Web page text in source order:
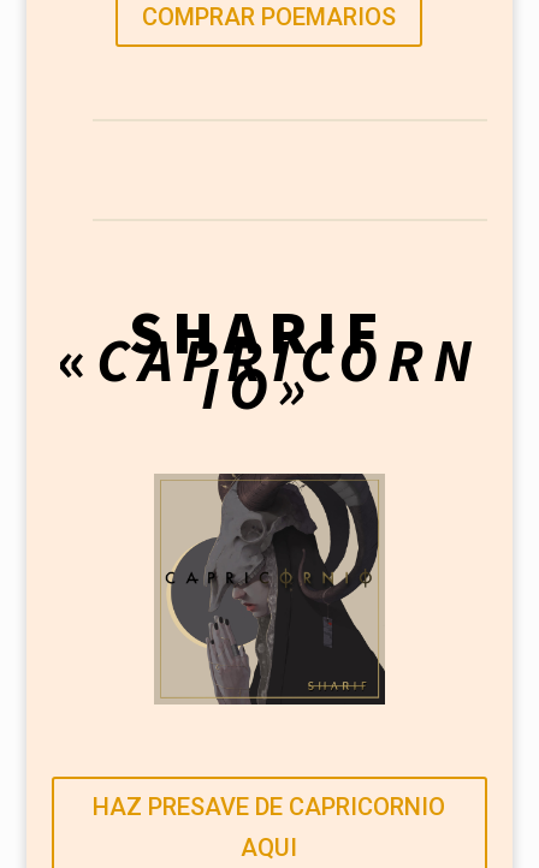
COMPRAR POEMARIOS
SHARIF
« CAPRICORN
IO»
HAZ PRESAVE DE CAPRICORNIO
AQUI